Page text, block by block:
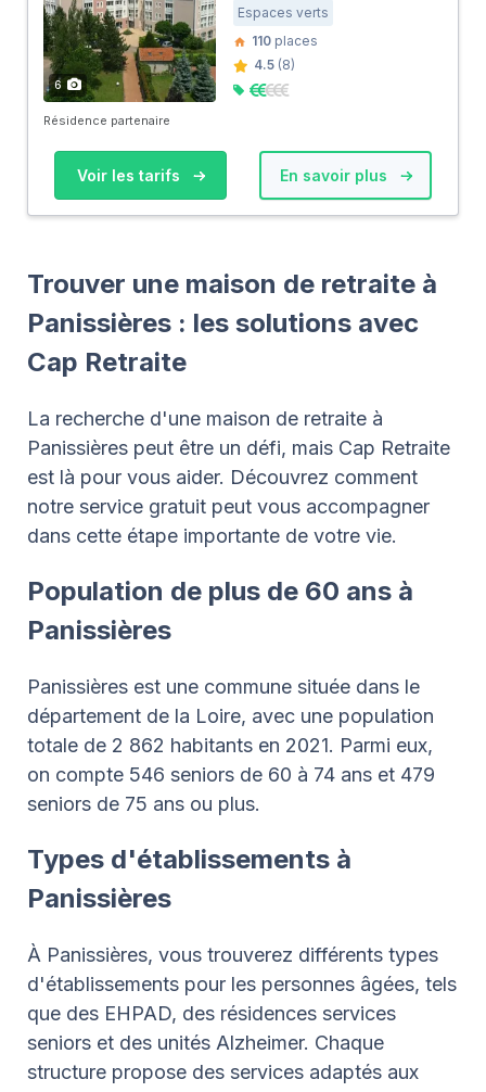
6
Espaces verts
110 places
4.5 (8)
Résidence partenaire
Voir les tarifs En savoir plus
Trouver une maison de retraite à
Panissières : les solutions avec
Cap Retraite
La recherche d'une maison de retraite à
Panissières peut être un défi, mais Cap Retraite
est là pour vous aider. Découvrez comment
notre service gratuit peut vous accompagner
dans cette étape importante de votre vie.
Population de plus de 60 ans à
Panissières
Panissières est une commune située dans le
département de la Loire, avec une population
totale de 2 862 habitants en 2021. Parmi eux,
on compte 546 seniors de 60 à 74 ans et 479
seniors de 75 ans ou plus.
Types d'établissements à
Panissières
À Panissières, vous trouverez différents types
d'établissements pour les personnes âgées, tels
que des EHPAD, des résidences services
seniors et des unités Alzheimer. Chaque
structure propose des services adaptés aux